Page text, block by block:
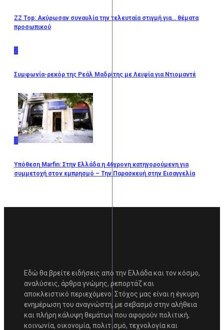
ZZ Top: Ακύρωσαν συναυλία την τελευταία στιγμή για… θέματα
προσωπικού
2
Συμφωνία-ρεκόρ της Ρεάλ Μαδρίτης με Λειψία για Ντιομαντέ
3
Υπόθεση Marfin: Στην Ελλάδα η 46χρονη κατηγορούμενη για
συμμετοχή στον εμπρησμό – Την Παρασκευή στην Εισαγγελία
Εδώ θα βρείτε ειδήσεις από την Ελλάδα και τον κόσμο,
αναλύσεις, άρθρα γνώμης, ρεπορτάζ και
αποκλειστικό περιεχόμενο. Στόχος μας είναι η έγκυρη
ενημέρωση του αναγνώστη, με σεβασμό στην αλήθεια
και πλήρη κάλυψη θεμάτων που αφορούν πολιτική,
κοινωνία, οικονομία, πολιτισμό, τεχνολογία και